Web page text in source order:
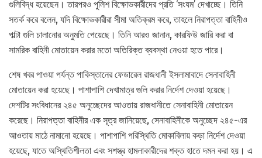
গুলিবিদ্ধ হয়েছেন। তারপরও পুলিশ বিক্ষোভকারীদের প্রতি ‘সংযম’ দেখাচ্ছে। তিনি
সতর্ক করে বলেন, যদি বিক্ষোভকারীরা সীমা অতিক্রম করে, তাহলে নিরাপত্তা বাহিনীও
পাল্টা গুলি চালানোর অনুমতি পেয়েছে। তিনি আরও জানান, কারফিউ জারি করা বা
সামরিক বাহিনী মোতায়েন করার মতো অতিরিক্ত ব্যবস্থা নেওয়া হতে পারে।
শেষ খবর পাওয়া পর্যন্ত পাকিস্তানের ফেডারেল রাজধানী ইসলামাবাদে সেনাবাহিনী
মোতায়েন করা হয়েছে। পাশাপাশি দেখামাত্র গুলি করার নির্দেশ দেওয়া হয়েছে।
দেশটির সংবিধানের ২৪৫ অনুচ্ছেদের আওতায় রাজধানীতে সেনাবাহিনী মোতায়েন
করেছে। নিরাপত্তা বাহিনীর এক সূত্র জানিয়েছে, সেনাবাহিনীকে অনুচ্ছেদ ২৪৫-এর
আওতায় মাঠে নামানো হয়েছে। পাশাপাশি পরিস্থিতি মোকাবিলায় কড়া নির্দেশ দেওয়া
হয়েছে, যাতে অস্থিতিশীলতা এবং সশস্ত্র হামলাকারীদের শক্ত হাতে দমন করা হয়। এ